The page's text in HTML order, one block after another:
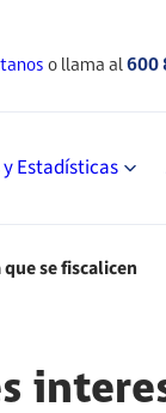
Estadísticas
o llama al600
se fiscalicen